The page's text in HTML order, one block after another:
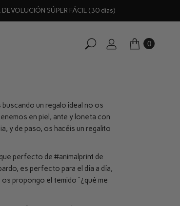
SÚPER FÁCIL (30 días)
0
un regalo ideal no os
en piel, ante y loneta con
y de paso, os hacéis un regalito
perfecto de #animalprint de
es perfecto para el día a día,
propongo el temido “¿qué me